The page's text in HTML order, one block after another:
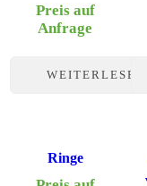
Preis auf
Anfrage
WEITERLESEN
Ringe